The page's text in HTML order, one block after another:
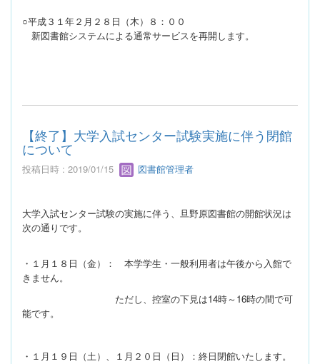
○平成３１年２月２８日（木）８：００
新図書館システムによる通常サービスを再開します。
【終了】大学入試センター試験実施に伴う閉館
について
投稿日時 : 2019/01/15 図書館管理者
大学入試センター試験の実施に伴う、旦野原図書館の開館状況は
次の通りです。
・１月１８日（金）： 本学学生・一般利用者は午後から入館で
きません。
ただし、控室の下見は14時～16時の間で可
能です。
・１月１９日（土）、１月２０日（日）：終日閉館いたします。